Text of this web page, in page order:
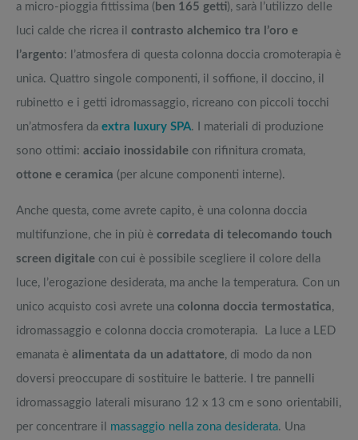
a micro-pioggia fittissima ( ben 165 getti), sarà l’utilizzo delle
luci calde che ricrea il contrasto alchemico tra l’oro e
l’argento: l’atmosfera di questa colonna doccia cromoterapia è
unica. Quattro singole componenti, il soffione, il doccino, il
rubinetto e i getti idromassaggio, ricreano con piccoli tocchi
un’atmosfera da extra luxury SPA. I materiali di produzione
sono ottimi: acciaio inossidabile con rifinitura cromata,
ottone e ceramica (per alcune componenti interne).
Anche questa, come avrete capito, è una colonna doccia
multifunzione, che in più è corredata di telecomando touch
screen digitale con cui è possibile scegliere il colore della
luce, l’erogazione desiderata, ma anche la temperatura. Con un
unico acquisto così avrete una colonna doccia termostatica,
idromassaggio e colonna doccia cromoterapia. La luce a LED
emanata è alimentata da un adattatore, di modo da non
doversi preoccupare di sostituire le batterie. I tre pannelli
idromassaggio laterali misurano 12 x 13 cm e sono orientabili,
per concentrare il massaggio nella zona desiderata. Una